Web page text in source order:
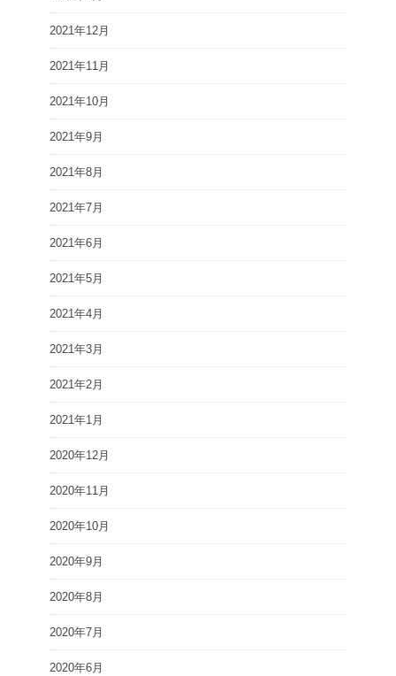
2021年12月
2021年11月
2021年10月
2021年9月
2021年8月
2021年7月
2021年6月
2021年5月
2021年4月
2021年3月
2021年2月
2021年1月
2020年12月
2020年11月
2020年10月
2020年9月
2020年8月
2020年7月
2020年6月